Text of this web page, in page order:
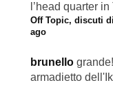
l’head quarter
Off Topic, discuti
ago
brunello
armadietto